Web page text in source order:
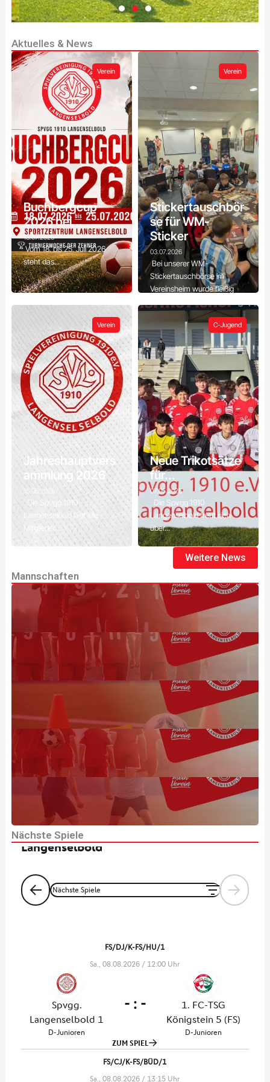
Lust auf
Fußball?
Egal ob Anfänger
oder erfahrener
Spieler - bei uns
findest du das
richtige Team. Komm
zu einem
Probetraining vorbei!
Zum
Probetraining
Aktuelles & News
Verein
Buchbergcup
2026 bei...
13.07.2026
Vom 18. bis 25. Juli 2026
steht das...
Verein
Stickertauschbör
se für WM-
Sticker
03.07.2026
Bei unserer WM-
Stickertauschbörse im
Vereinsheim wurde fleißig
Verein
Jahreshauptvers
ammlung 2026
15.06.2026
Die Spvgg 1910
Langenselbold lädt alle
Mitglieder...
C-Jugend
Neue Trikotsätze
für...
07.05.2026
Die Spvgg 1910
Langenselbold freut sich
über...
Weitere News
Mannschaften
x
Nächste Spiele